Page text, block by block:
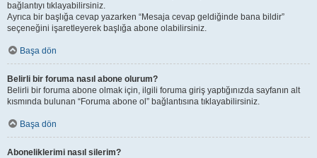
bağlantıyı tıklayabilirsiniz.
Ayrıca bir başlığa cevap yazarken “Mesaja cevap geldiğinde bana bildir”
seçeneğini işaretleyerek başlığa abone olabilirsiniz.
Başa dön
Belirli bir foruma nasıl abone olurum?
Belirli bir foruma abone olmak için, ilgili foruma giriş yaptığınızda sayfanın alt
kısmında bulunan “Foruma abone ol” bağlantısına tıklayabilirsiniz.
Başa dön
Aboneliklerimi nasıl silerim?